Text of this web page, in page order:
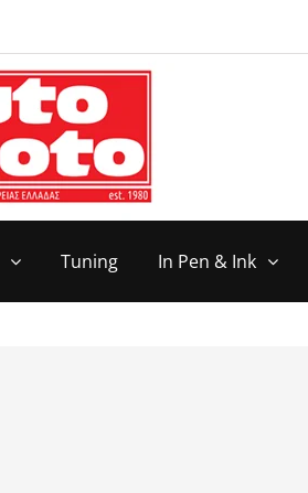
Tuning In Pen & Ink